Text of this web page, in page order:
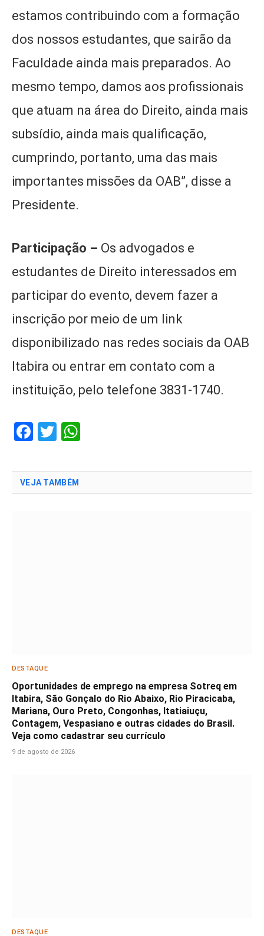
estamos contribuindo com a formação
dos nossos estudantes, que sairão da
Faculdade ainda mais preparados. Ao
mesmo tempo, damos aos profissionais
que atuam na área do Direito, ainda mais
subsídio, ainda mais qualificação,
cumprindo, portanto, uma das mais
importantes missões da OAB”, disse a
Presidente.
Participação – Os advogados e
estudantes de Direito interessados em
participar do evento, devem fazer a
inscrição por meio de um link
disponibilizado nas redes sociais da OAB
Itabira ou entrar em contato com a
instituição, pelo telefone 3831-1740.
Facebook
Twitter
VEJA TAMBÉM
DESTAQUE
Oportunidades de emprego na empresa Sotreq em
Itabira, São Gonçalo do Rio Abaixo, Rio Piracicaba,
Mariana, Ouro Preto, Congonhas, Itatiaiuçu,
Contagem, Vespasiano e outras cidades do Brasil.
Veja como cadastrar seu currículo
9 de agosto de 2026
DESTAQUE